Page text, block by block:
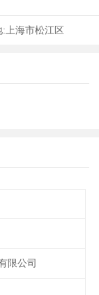
:上海市松江区
限公司